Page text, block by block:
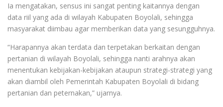
Ia mengatakan, sensus ini sangat penting kaitannya dengan
data riil yang ada di wilayah Kabupaten Boyolali, sehingga
masyarakat diimbau agar memberikan data yang sesungguhnya.
“Harapannya akan terdata dan terpetakan berkaitan dengan
pertanian di wilayah Boyolali, sehingga nanti arahnya akan
menentukan kebijakan-kebijakan ataupun strategi-strategi yang
akan diambil oleh Pemerintah Kabupaten Boyolali di bidang
pertanian dan peternakan,” ujarnya.